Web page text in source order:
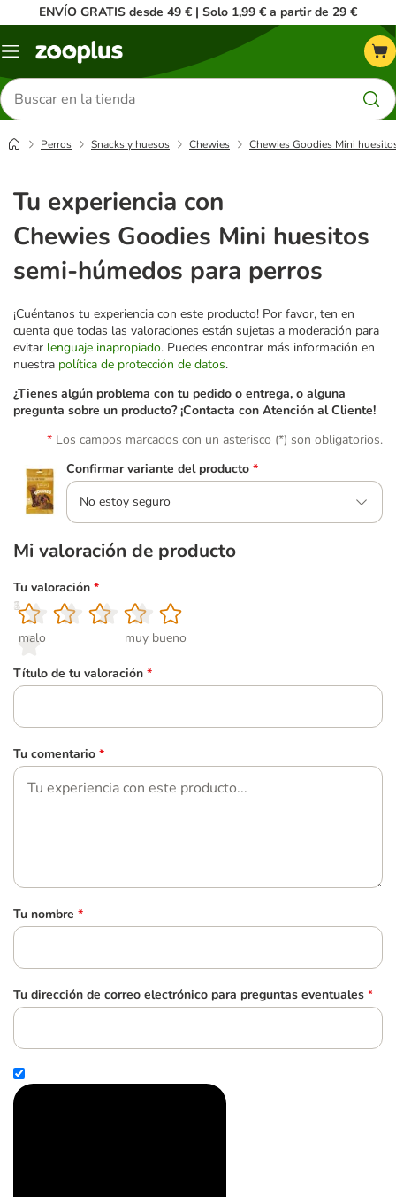
ENVÍO GRATIS desde 49 € | Solo 1,99 € a partir de 29 €
Menú
Buscar
productos
Perros Snacks y huesos Chewies Chewies Goodies Mini
Tu experiencia con
Chewies Goodies Mini huesitos
semi-húmedos para perros
¡Cuéntanos tu experiencia con este producto! Por favor, ten en
cuenta que todas las valoraciones están sujetas a moderación para
evitar lenguaje inapropiado. Puedes encontrar más información en
nuestra política de protección de datos.
¿Tienes algún problema con tu pedido o entrega, o alguna
pregunta sobre un producto? ¡Contacta con Atención al Cliente!
Los campos marcados con un asterisco (*) son obligatorios.
Confirmar variante del producto *
No estoy seguro
Mi valoración de producto
Tu valoración *
1
malo
2
3
4
5
muy bueno
Título de tu valoración *
Tu comentario *
Tu nombre *
Tu dirección de correo electrónico para preguntas eventuales *